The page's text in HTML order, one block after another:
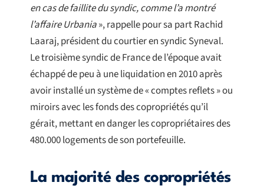
en cas de faillite du syndic, comme l’a montré
l’affaire Urbania», rappelle pour sa part Rachid
Laaraj, président du courtier en syndic Syneval.
Le troisième syndic de France de l’époque avait
échappé de peu à une liquidation en 2010 après
avoir installé un système de « comptes reflets » ou
miroirs avec les fonds des copropriétés qu’il
gérait, mettant en danger les copropriétaires des
480.000 logements de son portefeuille.
La majorité des copropriétés